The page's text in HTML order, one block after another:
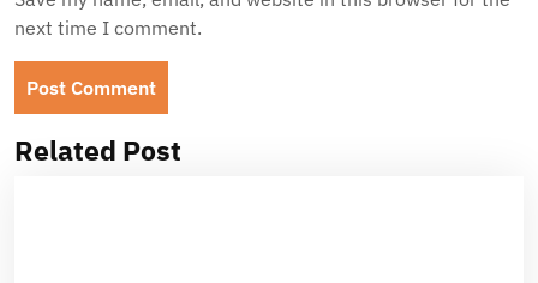
next time I comment.
Related Post